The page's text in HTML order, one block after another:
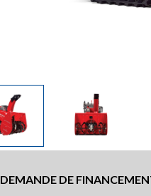
DEMANDE DE